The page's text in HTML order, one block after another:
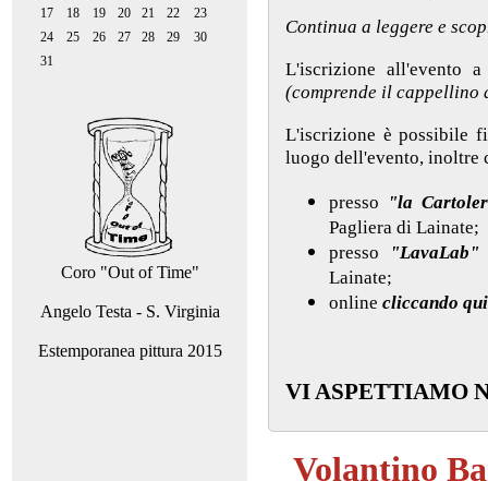
17
18 19 20 21 22
23
24
25 26 27 28 29
30
31
Coro "Out of Time"
Angelo Testa - S. Virginia
Estemporanea pittura 2015
Continua a leggere e
L'iscrizione all'evento
(comprende il cappellino
L'iscrizione è possibile
luogo dell'evento, inoltre
presso
"la
Pagliera di Lainate;
presso
"LavaLab"
Lainate;
online cliccando qui
VI ASPETTIAMO
Volantino